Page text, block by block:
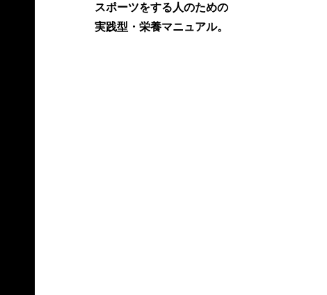
スポーツをする人のための
実践型・栄養マニュアル。